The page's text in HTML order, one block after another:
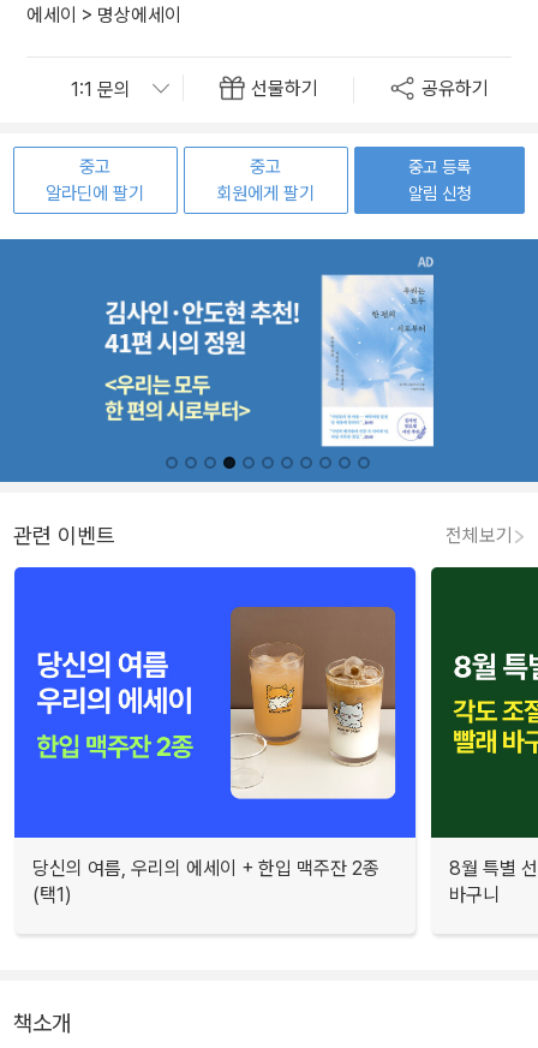
에세이 > 명상에세이
선물하기 공유하기
중고
알라딘에 팔기
중고
회원에게 팔기
중고 등록
알림 신청
관련 이벤트 전체보기
당신의 여름, 우리의 에세이 + 한입 맥주잔 2종
(택1)
8월 특별
바구니
책소개